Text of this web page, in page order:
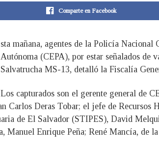
Comparte en Facebook
sta mañana, agentes de la Policía
Autónoma (CEPA), por estar señalados
Salvatrucha MS-13, detalló la Fiscalía
Los capturados son el gerente general de
Carlos Deras Tobar; el jefe de
de El Salvador (STIPES), David
Manuel Enrique Peña; René Mancía, de